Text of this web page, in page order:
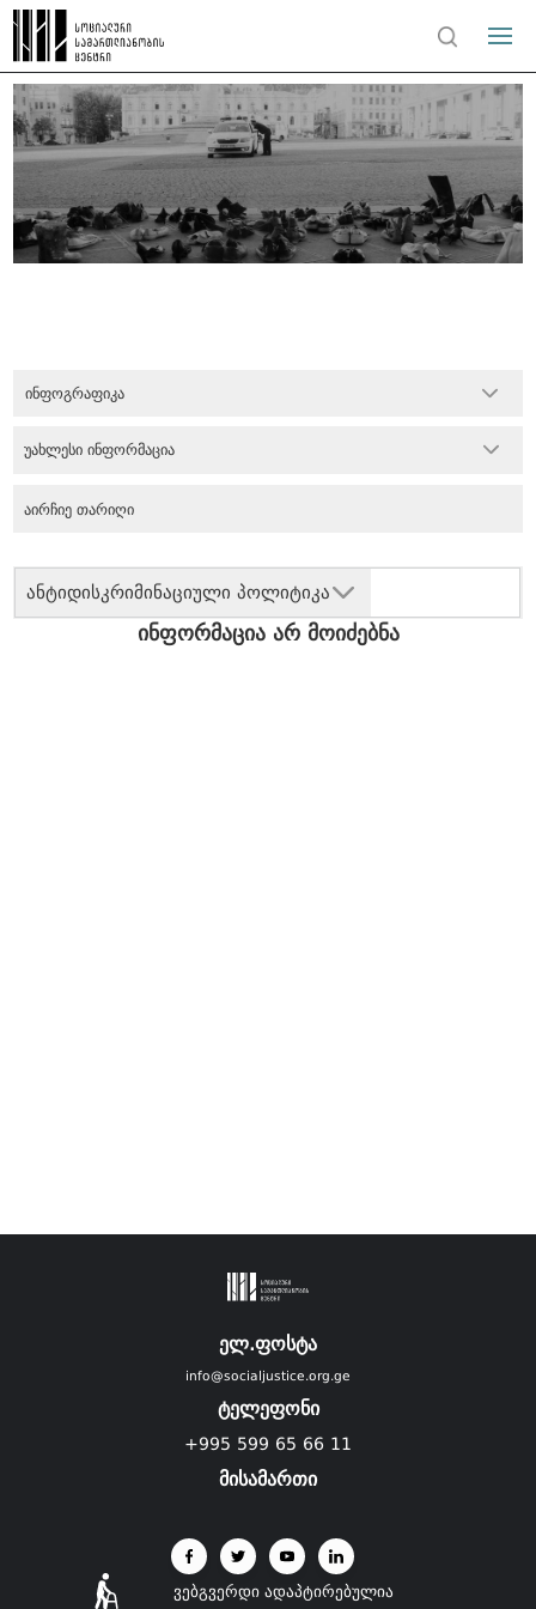
ინფოგრაფიკა
ანტიდისკრიმინაციული პოლიტიკა
უახლესი ინფორმაცია
ინფორმაცია არ მოიძებნა
ელ.ფოსტა
info@socialjustice.org.ge
ტელეფონი
+995 599 65 66 11
მისამართი
ვებგვერდი ადაპტირებულია